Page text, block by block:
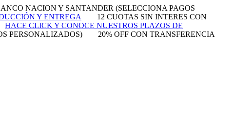
NACION Y SANTANDER (SELECCIONA PAGOS
Y ENTREGA
12 CUOTAS SIN INTERES CON
HACE CLICK Y CONOCE NUESTROS PLAZOS DE
PERSONALIZADOS) 20% OFF CON TRANSFERENCIA